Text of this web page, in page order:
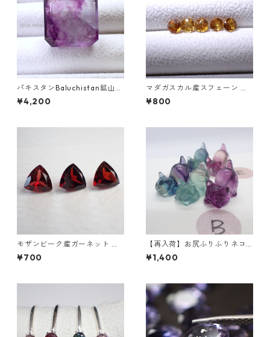
パキスタンBaluchistan鉱山産
フローライト スクエアカット
ルース 34.4ct 20 x 19.6 x 11
¥4,200
マダガスカル産スフェーン ラ
ウンドカットルース 0.45ct前
後 4.5mm
¥800
モザンビーク産ガーネット ト
リリアントカットルース 0.9ct
前後 6mm*6mm前後
¥700
【再入荷】お尻ふりふりネコ
フローライト彫刻 3g前後 15m
m*10.5mm*17.5mm前後
¥1,400